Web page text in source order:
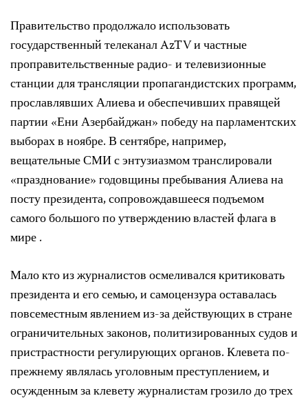
Правительство продолжало использовать
государственный телеканал AzTV и частные
проправительственные радио- и телевизионные
станции для трансляции пропагандистских программ,
прославлявших Алиева и обеспечивших правящей
партии «Ени Азербайджан» победу на парламентских
выборах в ноябре. В сентябре, например,
вещательные СМИ с энтузиазмом транслировали
«празднование» годовщины пребывания Алиева на
посту президента, сопровождавшееся подъемом
самого большого по утверждению властей флага в
мире .
Мало кто из журналистов осмеливался критиковать
президента и его семью, и самоцензура оставалась
повсеместным явлением из-за действующих в стране
ограничительных законов, политизированных судов и
пристрастности регулирующих органов. Клевета по-
прежнему являлась уголовным преступлением, и
осужденным за клевету журналистам грозило до трех